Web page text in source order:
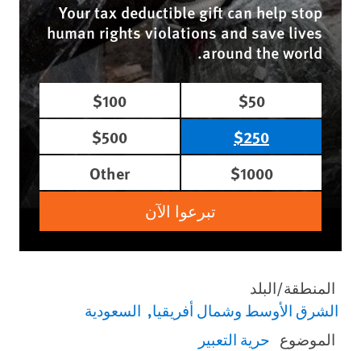
Your tax deductible gift can help stop
human rights violations and save lives
around the world.
$50
$100
$250
$500
$1000
Other
تبرعوا الآن
المنطقة/البلد
الشرق الأوسط وشمال أفريقيا السعودية
الموضوع حرية التعبير